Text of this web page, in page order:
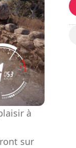
à
sur